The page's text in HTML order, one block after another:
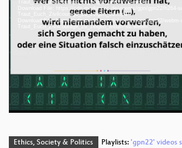
Traut_Euch_Zivilcourage_zu_zeigen_webm-hd.webm
Download File: https://cdn.media.ccc.de/events/gpn/gpn22/h264-
Traut_Euch_Zivilcourage_zu_zeigen_sd.mp4
Download File: https://cdn.media.ccc.de/events/gpn/gpn22/webm-
Traut_Euch_Zivilcourage_zu_zeigen_webm-sd.webm
Ethics, Society & Politics Playlists: 'gpn22' videos